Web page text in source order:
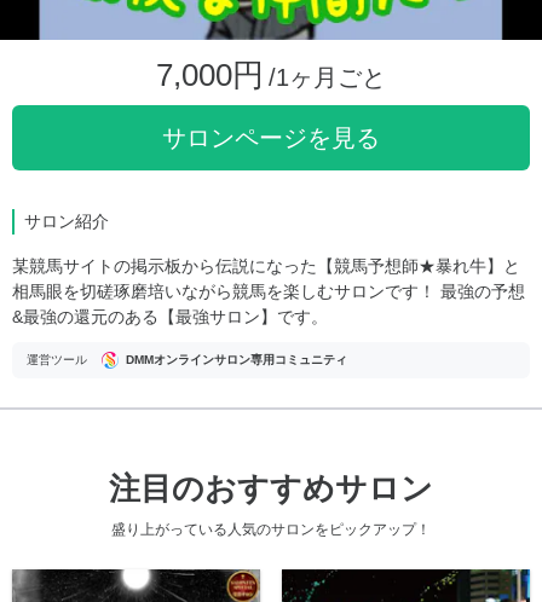
7,000円 /1ヶ月ごと
サロンページを見る
サロン紹介
某競馬サイトの掲示板から伝説になった【競馬予想師★暴れ牛】と
相馬眼を切磋琢磨培いながら競馬を楽しむサロンです！ 最強の予想
&最強の還元のある【最強サロン】です。
運営ツール DMMオンラインサロン専用コミュニティ
注目のおすすめサロン
盛り上がっている人気のサロンをピックアップ！